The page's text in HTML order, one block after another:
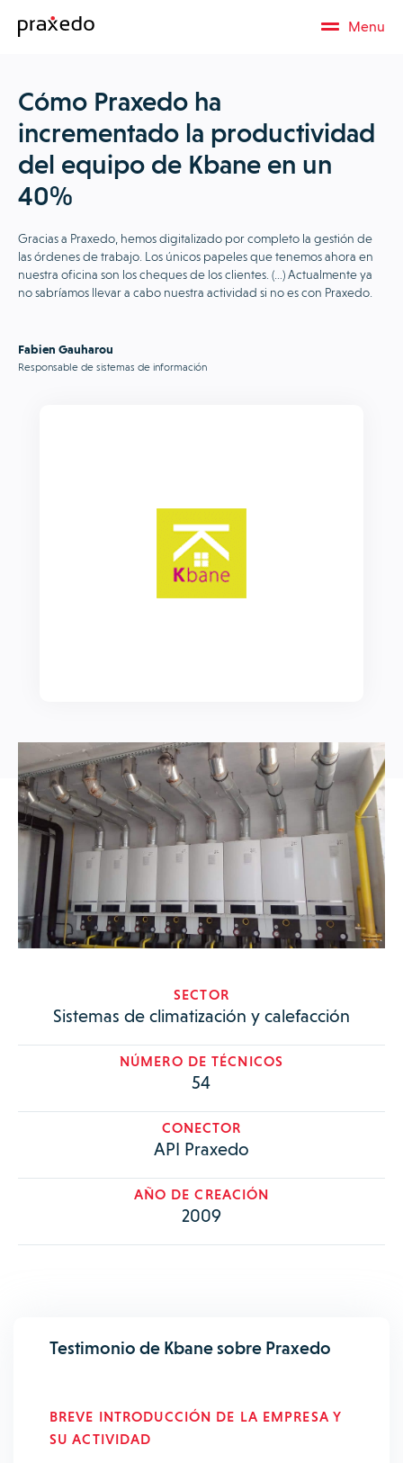
Menu
Cómo Praxedo ha
incrementado la productividad
del equipo de Kbane en un
40%
Gracias a Praxedo, hemos digitalizado por completo la gestión de
las órdenes de trabajo. Los únicos papeles que tenemos ahora en
nuestra oficina son los cheques de los clientes. (…) Actualmente ya
no sabríamos llevar a cabo nuestra actividad si no es con Praxedo.
Fabien Gauharou
Responsable de sistemas de información
SECTOR
Sistemas de climatización y calefacción
NÚMERO DE TÉCNICOS
54
CONECTOR
API Praxedo
AÑO DE CREACIÓN
2009
Testimonio de Kbane sobre Praxedo
BREVE INTRODUCCIÓN DE LA EMPRESA Y
SU ACTIVIDAD